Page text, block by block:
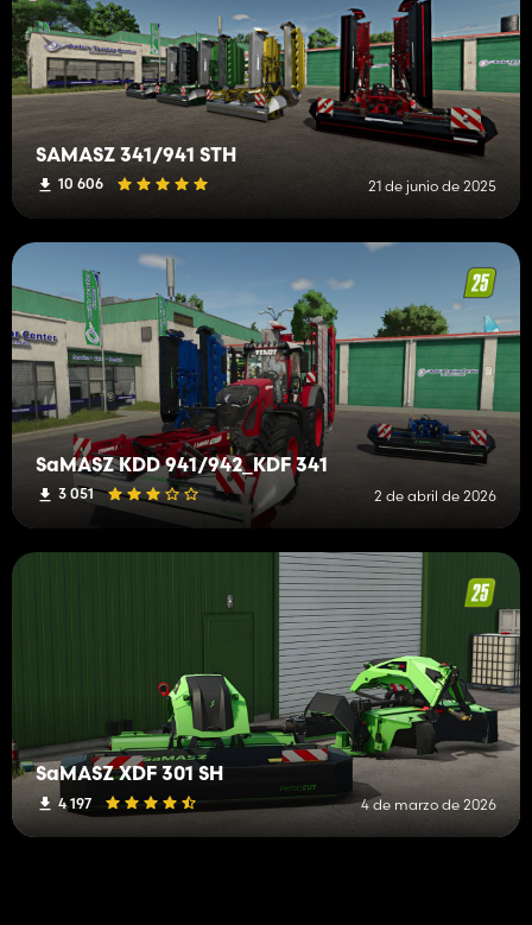
SAMASZ 341/941 STH
10 606 21 de junio de 2025
SaMASZ KDD 941/942_KDF 341
3 051 2 de abril de 2026
SaMASZ XDF 301 SH
4 197 4 de marzo de 2026